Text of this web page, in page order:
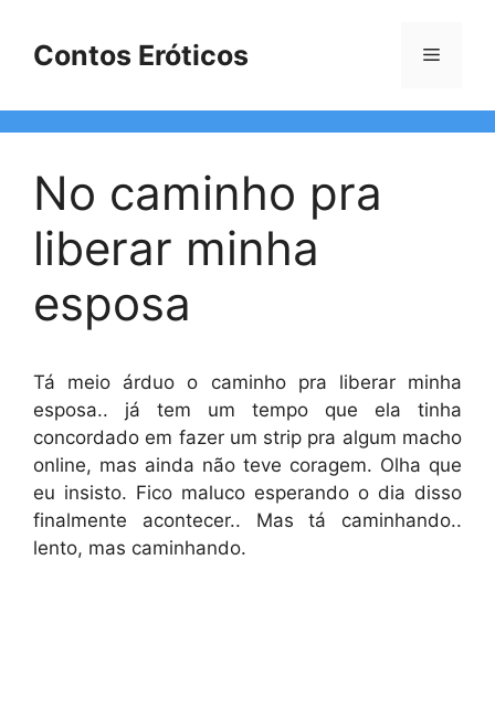
Contos Eróticos Menu
No caminho pra
liberar minha
esposa
Tá meio árduo o caminho pra liberar minha
esposa.. já tem um tempo que ela tinha
concordado em fazer um strip pra algum macho
online, mas ainda não teve coragem. Olha que
eu insisto. Fico maluco esperando o dia disso
finalmente acontecer.. Mas tá caminhando..
lento, mas caminhando.